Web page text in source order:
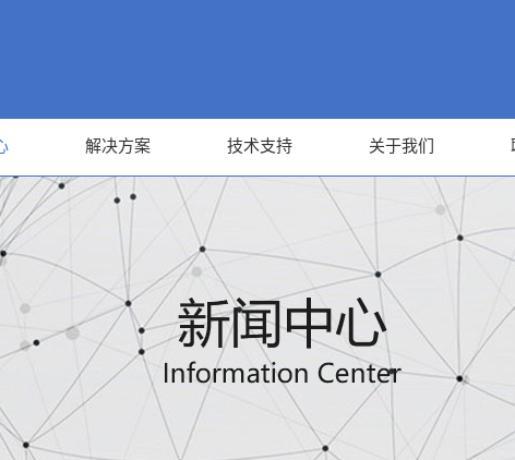
解决方案 技术支持 关于我们